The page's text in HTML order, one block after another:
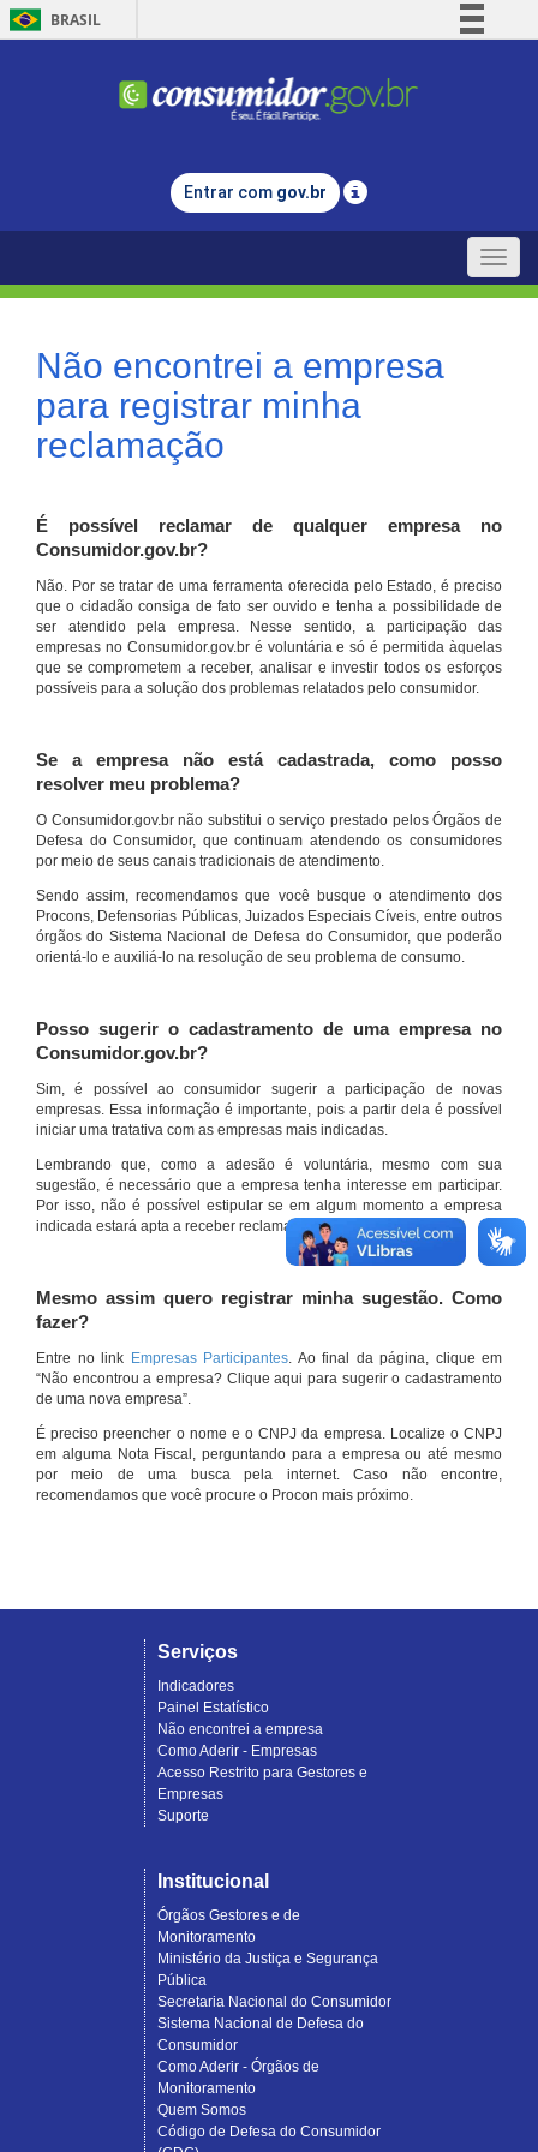
BRASIL
Comunica BR
Legislação
Entrar com gov.br
Toggle
Não encontrei a empresa
para registrar minha
reclamação
É possível reclamar de qualquer empresa no
Consumidor.gov.br?
Não. Por se tratar de uma ferramenta oferecida pelo Estado, é preciso
que o cidadão consiga de fato ser ouvido e tenha a possibilidade de
ser atendido pela empresa. Nesse sentido, a participação das
empresas no Consumidor.gov.br é voluntária e só é permitida àquelas
que se comprometem a receber, analisar e investir todos os esforços
possíveis para a solução dos problemas relatados pelo consumidor.
Se a empresa não está cadastrada, como posso
resolver meu problema?
O Consumidor.gov.br não substitui o serviço prestado pelos Órgãos de
Defesa do Consumidor, que continuam atendendo os consumidores
por meio de seus canais tradicionais de atendimento.
Sendo assim, recomendamos que você busque o atendimento dos
Procons, Defensorias Públicas, Juizados Especiais Cíveis, entre outros
órgãos do Sistema Nacional de Defesa do Consumidor, que poderão
orientá-lo e auxiliá-lo na resolução de seu problema de consumo.
Posso sugerir o cadastramento de uma empresa no
Consumidor.gov.br?
Sim, é possível ao consumidor sugerir a participação de novas
empresas. Essa informação é importante, pois a partir dela é possível
iniciar uma tratativa com as empresas mais indicadas.
Lembrando que, como a adesão é voluntária, mesmo com sua
sugestão, é necessário que a empresa tenha interesse em participar.
Por isso, não é possível estipular se em algum momento a empresa
indicada estará apta a receber reclamações por meio do site.
Mesmo assim quero registrar minha sugestão. Como
fazer?
Entre no link Empresas Participantes. Ao final da página, clique em
“Não encontrou a empresa? Clique aqui para sugerir o cadastramento
de uma nova empresa”.
É preciso preencher o nome e o CNPJ da empresa. Localize o CNPJ
em alguma Nota Fiscal, perguntando para a empresa ou até mesmo
por meio de uma busca pela internet. Caso não encontre,
recomendamos que você procure o Procon mais próximo.
Serviços
Indicadores
Painel Estatístico
Não encontrei a empresa
Como Aderir - Empresas
Acesso Restrito para Gestores e
Empresas
Suporte
Institucional
Órgãos Gestores e de
Monitoramento
Ministério da Justiça e Segurança
Pública
Secretaria Nacional do Consumidor
Sistema Nacional de Defesa do
Consumidor
Como Aderir - Órgãos de
Monitoramento
Quem Somos
Código de Defesa do Consumidor